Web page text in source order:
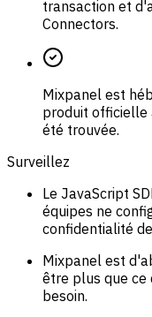
transaction et
Connectors.
Mixpanel est
produit officielle
été trouvée.
Surveillez
Le JavaScript
équipes ne
confidentialité
Mixpanel est
être plus que ce
besoin.